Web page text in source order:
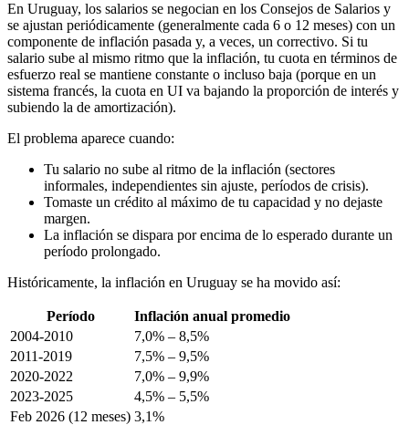
En Uruguay, los salarios se negocian en los Consejos de Salarios y
se ajustan periódicamente (generalmente cada 6 o 12 meses) con un
componente de inflación pasada y, a veces, un correctivo. Si tu
salario sube al mismo ritmo que la inflación, tu cuota en términos de
esfuerzo real se mantiene constante o incluso baja (porque en un
sistema francés, la cuota en UI va bajando la proporción de interés y
subiendo la de amortización).
El problema aparece cuando:
Tu salario no sube al ritmo de la inflación (sectores
informales, independientes sin ajuste, períodos de crisis).
Tomaste un crédito al máximo de tu capacidad y no dejaste
margen.
La inflación se dispara por encima de lo esperado durante un
período prolongado.
Históricamente, la inflación en Uruguay se ha movido así:
Período
Inflación anual promedio
2004-2010
7,0% – 8,5%
2011-2019
7,5% – 9,5%
2020-2022
7,0% – 9,9%
2023-2025
4,5% – 5,5%
Feb 2026 (12 meses) 3,1%